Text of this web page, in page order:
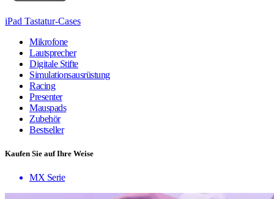
iPad Tastatur-Cases
Mikrofone
Lautsprecher
Digitale Stifte
Simulationsausrüstung
Racing
Presenter
Mauspads
Zubehör
Bestseller
Kaufen Sie auf Ihre Weise
MX Serie